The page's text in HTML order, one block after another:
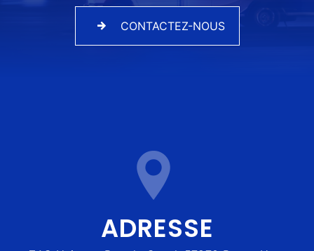
CONTACTEZ-NOUS
ADRESSE